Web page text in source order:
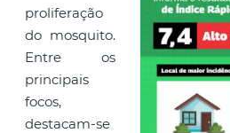
proliferação
do mosquito.
Entre os
principais
focos,
destacam-se